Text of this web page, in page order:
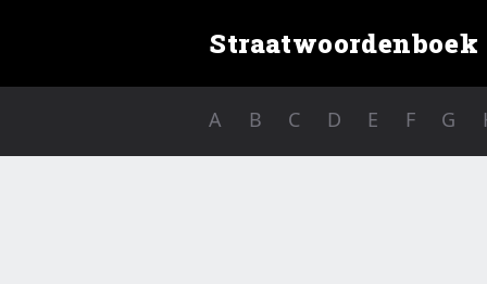
Straatwoordenboek
A B C D E F G